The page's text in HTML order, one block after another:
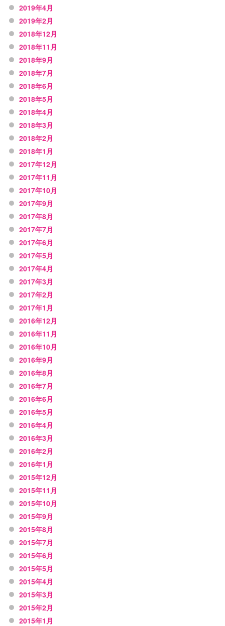
2019年4月
2019年2月
2018年12月
2018年11月
2018年9月
2018年7月
2018年6月
2018年5月
2018年4月
2018年3月
2018年2月
2018年1月
2017年12月
2017年11月
2017年10月
2017年9月
2017年8月
2017年7月
2017年6月
2017年5月
2017年4月
2017年3月
2017年2月
2017年1月
2016年12月
2016年11月
2016年10月
2016年9月
2016年8月
2016年7月
2016年6月
2016年5月
2016年4月
2016年3月
2016年2月
2016年1月
2015年12月
2015年11月
2015年10月
2015年9月
2015年8月
2015年7月
2015年6月
2015年5月
2015年4月
2015年3月
2015年2月
2015年1月